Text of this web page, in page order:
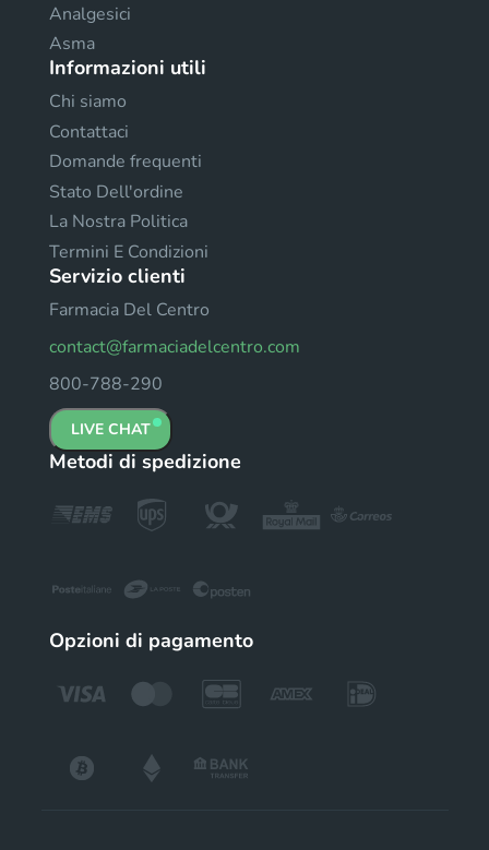
Analgesici
Asma
Informazioni utili
Chi siamo
Contattaci
Domande frequenti
Stato Dell'ordine
La Nostra Politica
Termini E Condizioni
Servizio clienti
Farmacia Del Centro
contact@farmaciadelcentro.com
800-788-290
LIVE CHAT
Metodi di spedizione
Opzioni di pagamento